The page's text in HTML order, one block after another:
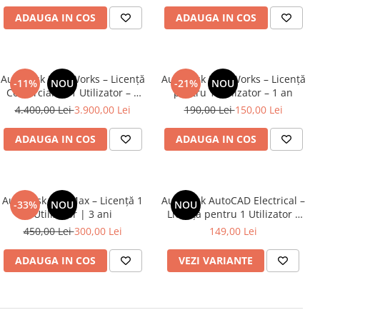
ADAUGA IN COS ADAUGA IN COS
-11% NOU
Autodesk InfraWorks – Licență
Comercială – 1 Utilizator – 1
an
4.400,00 Lei3.900,00 Lei
ADAUGA IN COS
-21% NOU
Autodesk InfraWorks – Licență
pentru 1 Utilizator – 1 an
190,00 Lei150,00 Lei
ADAUGA IN COS
-33% NOU
Autodesk 3ds Max – Licență 1
Utilizator | 3 ani
450,00 Lei300,00 Lei
ADAUGA IN COS
NOU
Autodesk AutoCAD Electrical –
Licență pentru 1 Utilizator –
Valabilitate 1 An
149,00 Lei
VEZI VARIANTE